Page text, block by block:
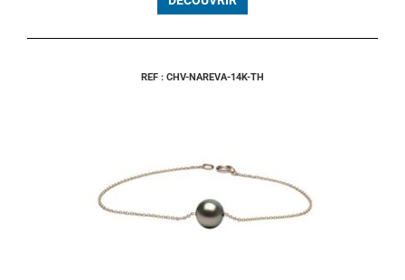
REF : CHV-NAREVA-14K-TH